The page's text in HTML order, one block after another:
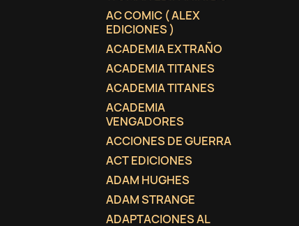
AC COMIC ( ALEX
EDICIONES )
ACADEMIA EXTRAÑO
ACADEMIA TITANES
ACADEMIA TITANES
ACADEMIA
VENGADORES
ACCIONES DE GUERRA
ACT EDICIONES
ADAM HUGHES
ADAM STRANGE
ADAPTACIONES AL